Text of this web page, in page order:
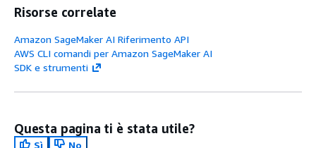
Risorse correlate
Amazon SageMaker AI Riferimento API
AWS CLI comandi per Amazon SageMaker AI
SDK e strumenti
Questa pagina ti è stata utile?
Sì
No